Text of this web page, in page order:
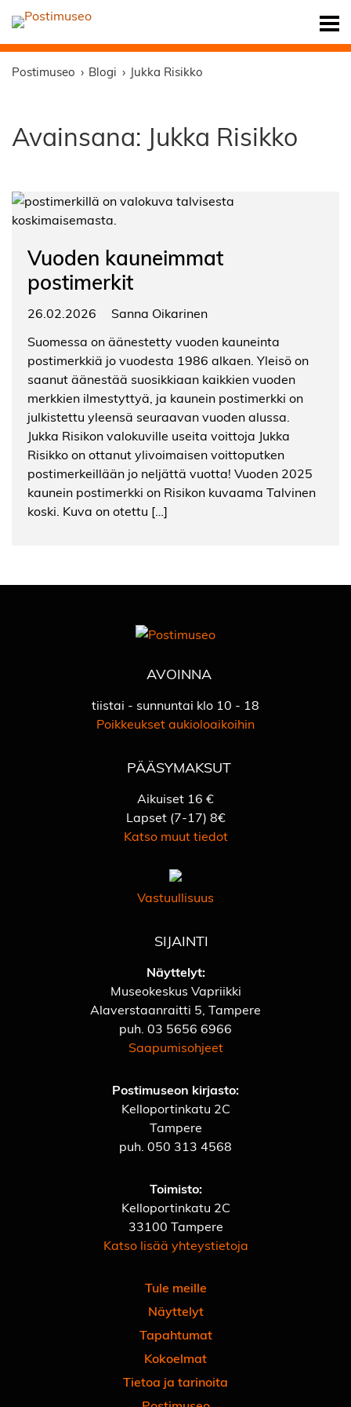
Postimuseo Blogi Jukka Risikko
Avainsana: Jukka Risikko
Vuoden kauneimmat
postimerkit
26.02.2026
Sanna Oikarinen
Suomessa on äänestetty vuoden kauneinta
postimerkkiä jo vuodesta 1986 alkaen. Yleisö on
saanut äänestää suosikkiaan kaikkien vuoden
merkkien ilmestyttyä, ja kaunein postimerkki on
julkistettu yleensä seuraavan vuoden alussa.
Jukka Risikon valokuville useita voittoja Jukka
Risikko on ottanut ylivoimaisen voittoputken
postimerkeillään jo neljättä vuotta! Vuoden 2025
kaunein postimerkki on Risikon kuvaama Talvinen
koski. Kuva on otettu […]
AVOINNA
tiistai - sunnuntai klo 10 - 18
Poikkeukset aukioloaikoihin
PÄÄSYMAKSUT
Aikuiset 16 €
Lapset (7-17) 8€
Katso muut tiedot
Vastuullisuus
SIJAINTI
Näyttelyt:
Museokeskus Vapriikki
Alaverstaanraitti 5, Tampere
puh. 03 5656 6966
Saapumisohjeet
Postimuseon kirjasto:
Kelloportinkatu 2C
Tampere
puh. 050 313 4568
Toimisto:
Kelloportinkatu 2C
33100 Tampere
Katso lisää yhteystietoja
Tule meille
Näyttelyt
Tapahtumat
Kokoelmat
Tietoa ja tarinoita